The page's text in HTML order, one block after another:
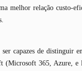
melhor relação custo-
ser capazes de distinguir
(Microsoft 365, Azure, e